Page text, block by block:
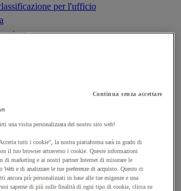
per l'ufficio
di fissaggio
feste
per vetro
da ufficio
Continua senza accettare
una visita personalizzata del nostro sito web!
tutti i cookie", la nostra piattaforma sarà in grado di
il tuo browser attraverso i cookie. Queste informazioni
di marketing e ai nostri partner Internet di misurare le
Web e di analizzare le tue preferenze di acquisto. Questo ci
ancora più personalizzati in base alle tue esigenze e una
saperne di più sulle finalità di ogni tipo di cookie, clicca su